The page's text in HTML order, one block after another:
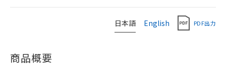
日本語 English PDF出力
商品概要